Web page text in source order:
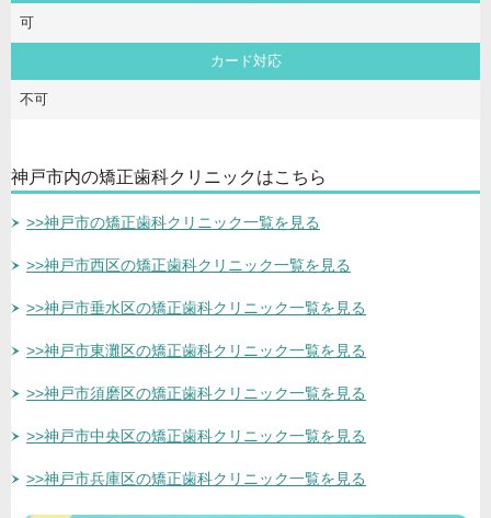
可
カード対応
不可
神戸市内の矯正歯科クリニックはこちら
>>神戸市の矯正歯科クリニック一覧を見る
>>神戸市西区の矯正歯科クリニック一覧を見る
>>神戸市垂水区の矯正歯科クリニック一覧を見る
>>神戸市東灘区の矯正歯科クリニック一覧を見る
>>神戸市須磨区の矯正歯科クリニック一覧を見る
>>神戸市中央区の矯正歯科クリニック一覧を見る
>>神戸市兵庫区の矯正歯科クリニック一覧を見る